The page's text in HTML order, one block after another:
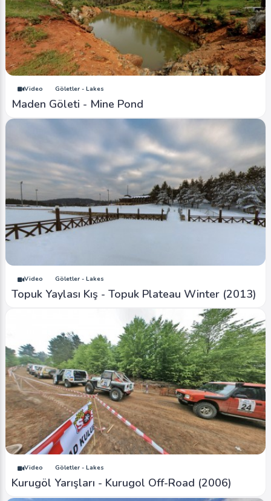
Video Göletler - Lakes
Maden Göleti - Mine Pond
Video Göletler - Lakes
Topuk Yaylası Kış - Topuk Plateau Winter (2013)
Video Göletler - Lakes
Kurugöl Yarışları - Kurugol Off-Road (2006)